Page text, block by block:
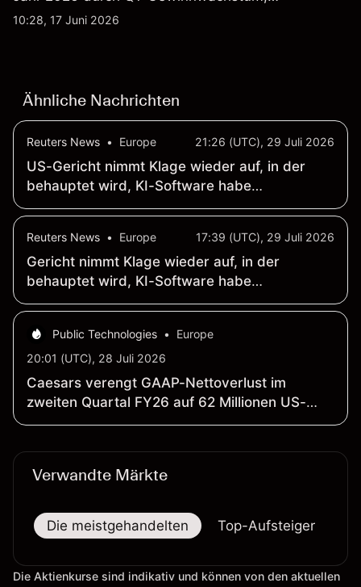
Aktienrückkäufe und Berichte über einen möglichen
10:28, 17 Juni 2026
Ähnliche Nachrichten
Reuters News • Europe 21:26 (UTC), 29 Juli 2026
US-Gericht nimmt Klage wieder auf, in der
behauptet wird, KI-Software habe
Preisabzocke durch Casinos in New Jersey
Reuters News • Europe 17:39 (UTC), 29 Juli 2026
Gericht nimmt Klage wieder auf, in der
behauptet wird, KI-Software habe
Preisabzocke durch Casinos in New Jersey
Public Technologies •
Europe
20:01 (UTC), 28 Juli 2026
Caesars verengt GAAP-Nettoverlust im
zweiten Quartal FY26 auf 62 Millionen US-
Dollar; GAAP-Nettoumsatz steigt um 3 Prozent
Verwandte Märkte
Die meistgehandelten Top-Aufsteiger
Die Aktienkurse sind indikativ und können von den aktuellen